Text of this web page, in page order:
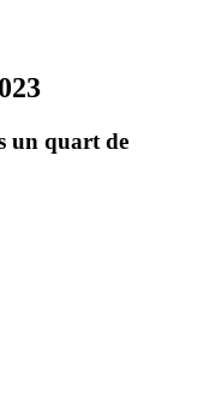
un quart de